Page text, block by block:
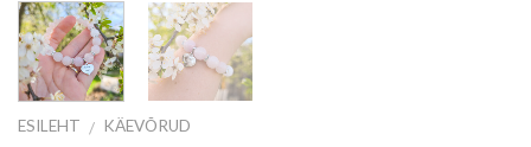
ESILEHT / KÄEVÕRUD